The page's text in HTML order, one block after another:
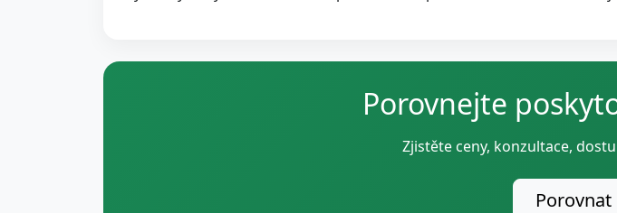
Porovnejte
Zjistěte ceny, konzultace,